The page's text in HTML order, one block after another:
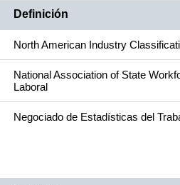
Definición
North American Industry
National Association of State
Laboral
Negociado de Estadísticas del